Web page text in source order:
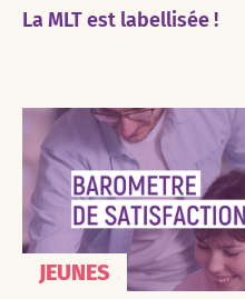
La MLT est labellisée !
JEUNES